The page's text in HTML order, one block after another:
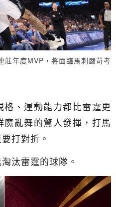
莊年度MVP，將面臨馬刺嚴苛考
、運動能力都比雷霆更
亂舞的驚人發揮，打馬
打對折。
汰雷霆的球隊。